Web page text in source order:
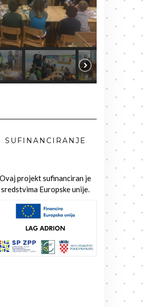
SUFINANCIRANJE
Ovaj projekt sufinanciran je
sredstvima Europske unije.